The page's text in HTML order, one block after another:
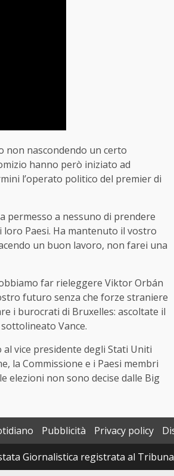
non nascondendo un certo
hanno però iniziato ad
l’operato politico del premier di
permesso a nessuno di prendere
Paesi. Ha mantenuto il vostro
un buon lavoro, non farei una
far rieleggere Viktor Orbán
futuro senza che forze straniere
i burocrati di Bruxelles: ascoltate il
Vance.
vice presidente degli Stati Uniti
la Commissione e i Paesi membri
elezioni non sono decise dalle Big
Pubblicità Privacy policy
Giornalistica registrata al